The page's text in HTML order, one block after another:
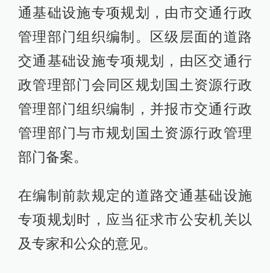
通基础设施专项规划，由市交通行政
管理部门组织编制。区级层面的道路
交通基础设施专项规划，由区交通行
政管理部门会同区规划国土资源行政
管理部门组织编制，并报市交通行政
管理部门与市规划国土资源行政管理
部门备案。
在编制前款规定的道路交通基础设施
专项规划时，应当征求市公安机关以
及专家和公众的意见。